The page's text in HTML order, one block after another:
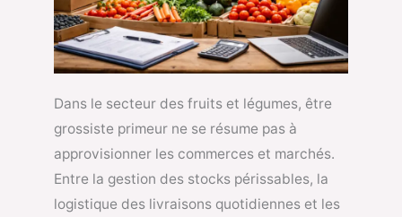
Dans le secteur des fruits et légumes, être
grossiste primeur ne se résume pas à
approvisionner les commerces et marchés.
Entre la gestion des stocks périssables, la
logistique des livraisons quotidiennes et les